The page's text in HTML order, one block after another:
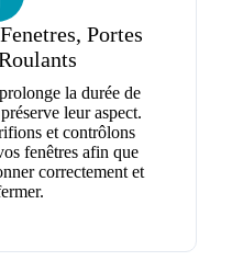
Portes
la durée de
leur aspect.
et contrôlons
fenêtres afin que
correctement et